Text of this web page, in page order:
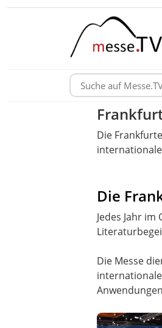
Die
Die
Jedes Jahr
Die Messe
Bücher, die